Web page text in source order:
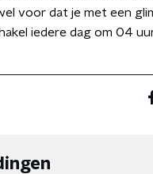
voor dat je met een
iedere dag om 04